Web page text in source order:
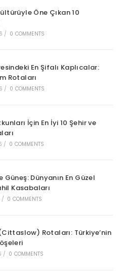
Öne Çıkan 10
/ 0 COMMENTS
En Şifalı Kaplıcalar:
Rotaları
/ 0 COMMENTS
İçin En İyi 10 Şehir ve
/ 0 COMMENTS
Güneş: Dünyanın En Güzel
Kasabaları
/ 0 COMMENTS
Rotaları: Türkiye’nin
/ 0 COMMENTS